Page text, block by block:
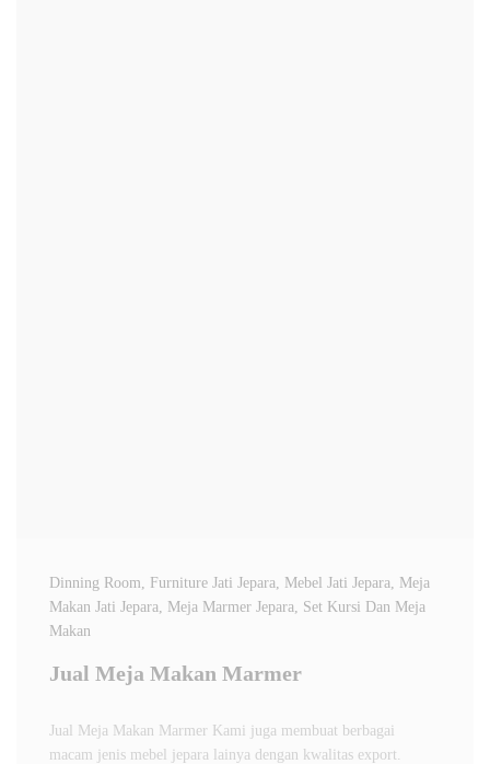
Dinning Room, Furniture Jati Jepara, Mebel Jati Jepara, Meja
Makan Jati Jepara, Meja Marmer Jepara, Set Kursi Dan Meja
Makan
Jual Meja Makan Marmer
Jual Meja Makan Marmer Kami juga membuat berbagai
macam jenis mebel jepara lainya dengan kwalitas export.